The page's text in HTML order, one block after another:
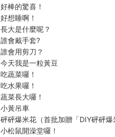
好棒的驚喜！
好想睡啊！
長大是什麼呢？
誰會戴手套?
誰會用剪刀？
今天我是一粒黃豆
吃蔬菜囉！
吃水果囉！
蔬菜長大囉！
小黃吊車
砰砰爆米花（首批加贈「DIY砰砰
小松鼠開澡堂囉！